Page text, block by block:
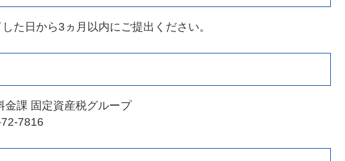
た日から3ヵ月以内にご提出ください。
金課 固定資産税グループ
7816